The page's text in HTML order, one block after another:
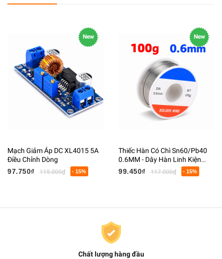
New
Mạch Giảm Áp DC XL4015 5A
Điều Chỉnh Dòng
97.750₫
115.000₫ - 15%
New
Thiếc Hàn Có Chì Sn60/Pb40
0.6MM - Dây Hàn Linh Kiện
Điện Tử Có Lõi Flux
99.450₫ 117.000₫ - 15%
Chất lượng hàng đầu